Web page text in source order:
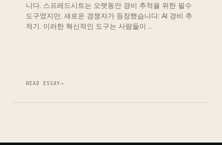
니다. 스프레드시트는 오랫동안 경비 추적을 위한 필수
도구였지만, 새로운 경쟁자가 등장했습니다: AI 경비 추
적기. 이러한 혁신적인 도구는 사람들이 …
READ ESSAY→